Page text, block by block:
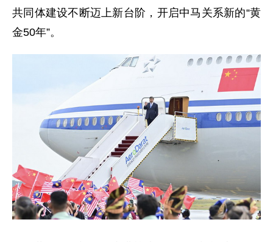
共同体建设不断迈上新台阶，开启中马关系新的“黄
金50年”。